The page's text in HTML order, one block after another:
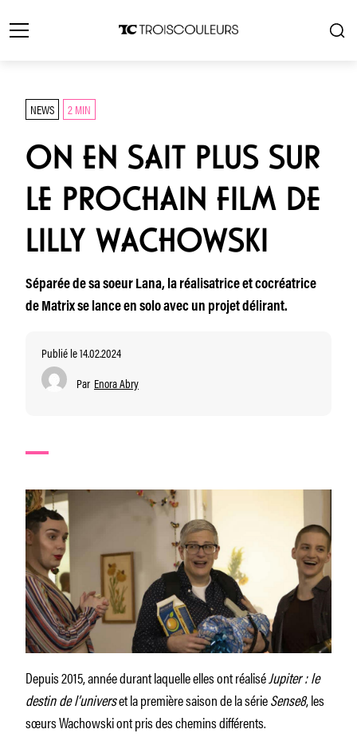
NEWS 2 MIN
ON EN SAIT PLUS SUR
LE PROCHAIN FILM DE
LILLY WACHOWSKI
Séparée de sa soeur Lana, la réalisatrice et cocréatrice
de Matrix se lance en solo avec un projet délirant.
Publié le 14.02.2024
Par Enora Abry
Depuis 2015, année durant laquelle elles ont réaliséJupiter : le
destin de l’universet la première saison de la sérieSense8, les
sœurs Wachowski ont pris des chemins différents.